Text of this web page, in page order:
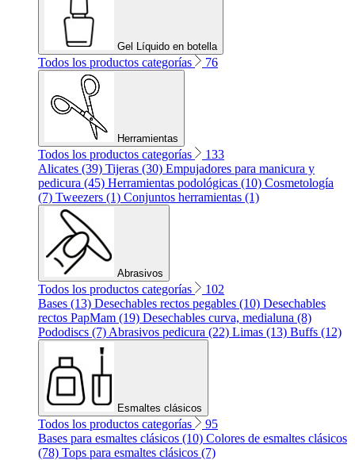
Gel Líquido en botella
Todos los productos categorías 76
Herramientas
Todos los productos categorías
133
Alicates (39) Tijeras (30) Empujadores para manicura y
pedicura (45) Herramientas podológicas (10) Cosmetología
(7) Tweezers (1) Conjuntos herramientas (1)
Abrasivos
Todos los productos categorías
102
Bases (13) Desechables rectos pegables (10) Desechables
rectos PapMam (19) Desechables curva, medialuna (8)
Pododiscs (7) Abrasivos pedicura (22) Limas (13) Buffs (12)
Esmaltes clásicos
Todos los productos categorías
95
Bases para esmaltes clásicos (10) Colores de esmaltes clásicos
(78) Tops para esmaltes clásicos (7)